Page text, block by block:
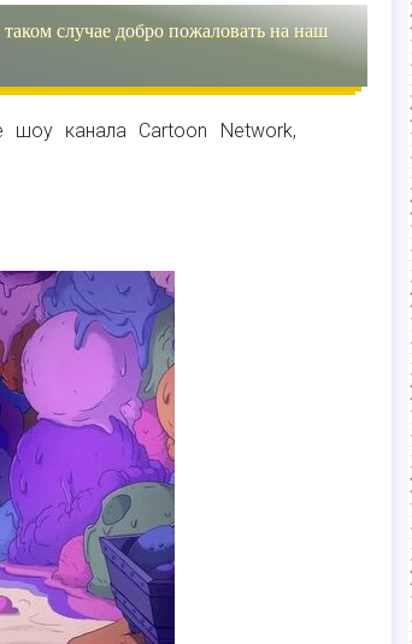
случае добро пожаловать на наш
шоу канала Cartoon Network,